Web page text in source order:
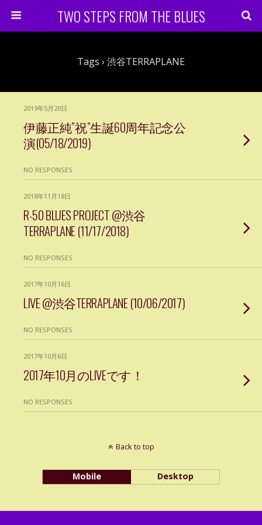
TWO STEPS FROM THE BLUES
Tags › 渋谷TERRAPLANE
2019年5月20日
伊藤正純”祝”生誕60周年記念公
演(05/18/2019)
NO RESPONSES
2018年11月18日
R-50 BLUES PROJECT @渋谷
TERRAPLANE (11/17/2018)
NO RESPONSES
2017年10月16日
LIVE @渋谷TERRAPLANE (10/06/2017)
NO RESPONSES
2017年10月6日
2017年10月のLIVEです！
NO RESPONSES
Back to top
Mobile Desktop